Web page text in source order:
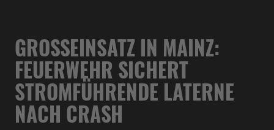
GROSSEINSATZ IN MAINZ: F
EUERWEHR SICHERT S
TROMFÜHRENDE LATERNE N
ACH CRASH